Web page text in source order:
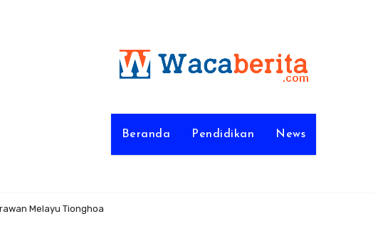
Beranda Pendidikan News
Melayu Tionghoa